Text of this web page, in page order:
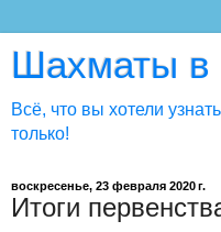
Шахматы в
Всё, что вы хотели
только!
воскресенье, 23 февраля 2020 г.
Итоги